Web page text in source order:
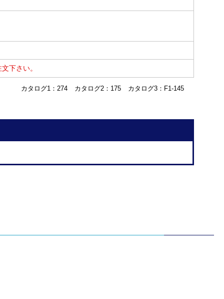
下さい。
カタログ1：274 カタログ2：175 カタログ3：F1-145